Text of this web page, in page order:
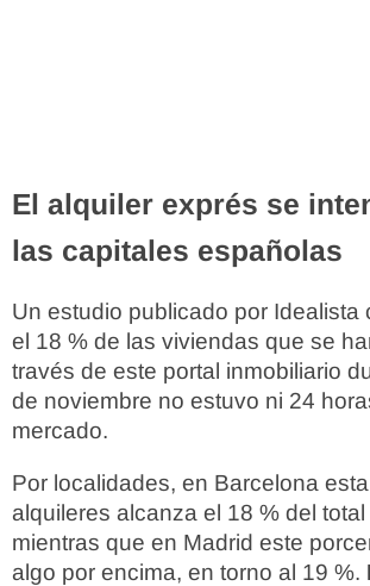
El alquiler exprés se
las capitales españolas
Un estudio publicado por Idealista
el 18 % de las viviendas que se
través de este portal inmobiliario
de noviembre no estuvo ni 24
mercado.
Por localidades, en Barcelona
alquileres alcanza el 18 % del
mientras que en Madrid este
algo por encima, en torno al 19 %.